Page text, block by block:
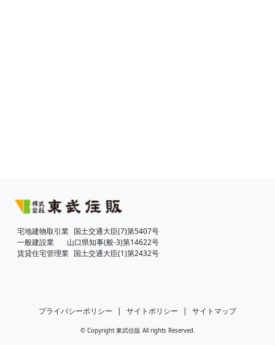
宅地建物取引業 国土交通大臣(7)第5407号
一般建設業
山口県知事(般-3)第14622号
賃貸住宅管理業 国土交通大臣(1)第2432号
プライバシーポリシー | サイトポリシー | サイトマップ
© Copyright 東武住販 All rights Reserved.